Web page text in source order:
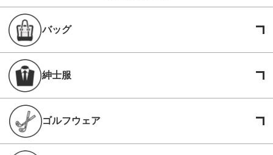
バッグ
紳士服
ゴルフウェア